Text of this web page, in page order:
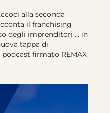
alla seconda
il franchising
degli imprenditori … in
tappa di
firmato REMAX